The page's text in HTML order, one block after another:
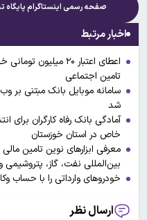
صفحه رسمی اینستاگرام پایگاه
اخبار مرتبط
اعطای اعتبار ۲۰
تامین اجتماعی
شد
خاص در استان خوزستان
معرفی ابزارهای نوین تامین
بین‌المللی نفت، گاز،
خودروهای وارداتی را با حساب
ارسال نظر